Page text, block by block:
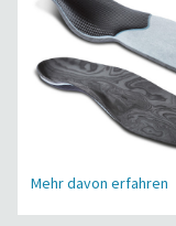
Mehr davon erfahren